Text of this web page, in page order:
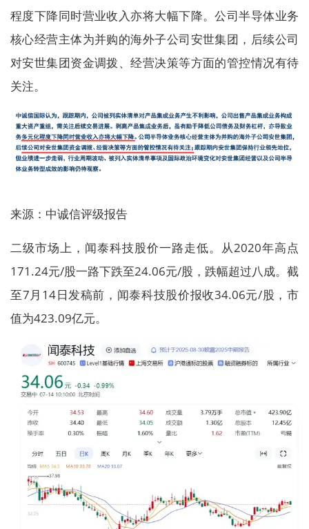
程度下降同时营业收入亦将大幅下降。公司半导体业务
核心经营主体为并购的海外子公司安世集团，后续公司
对安世集团资金调拨、经营决策等方面的管控情况有待
关注。
来源：中诚信评级报告
二级市场上，闻泰科技股价一路走低。从2020年高点
171.24元/股一路下跌至24.06元/股，跌幅超过八成。截
至7月14日发稿前，闻泰科技股价报收34.06元/股，市
值为423.09亿元。